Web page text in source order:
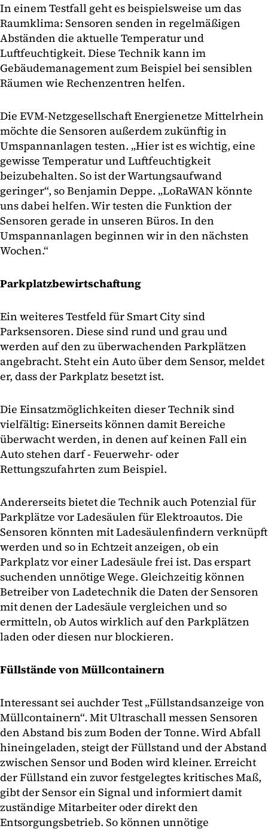
In einem Testfall geht es beispielsweise um das
Raumklima: Sensoren senden in regelmäßigen
Abständen die aktuelle Temperatur und
Luftfeuchtigkeit. Diese Technik kann im
Gebäudemanagement zum Beispiel bei sensiblen
Räumen wie Rechenzentren helfen.
Die EVM-Netzgesellschaft Energienetze Mittelrhein
möchte die Sensoren außerdem zukünftig in
Umspannanlagen testen. „Hier ist es wichtig, eine
gewisse Temperatur und Luftfeuchtigkeit
beizubehalten. So ist der Wartungsaufwand
geringer“, so Benjamin Deppe. „LoRaWAN könnte
uns dabei helfen. Wir testen die Funktion der
Sensoren gerade in unseren Büros. In den
Umspannanlagen beginnen wir in den nächsten
Wochen.“
Parkplatzbewirtschaftung
Ein weiteres Testfeld für Smart City sind
Parksensoren. Diese sind rund und grau und
werden auf den zu überwachenden Parkplätzen
angebracht. Steht ein Auto über dem Sensor, meldet
er, dass der Parkplatz besetzt ist.
Die Einsatzmöglichkeiten dieser Technik sind
vielfältig: Einerseits können damit Bereiche
überwacht werden, in denen auf keinen Fall ein
Auto stehen darf - Feuerwehr- oder
Rettungszufahrten zum Beispiel.
Andererseits bietet die Technik auch Potenzial für
Parkplätze vor Ladesäulen für Elektroautos. Die
Sensoren könnten mit Ladesäulenfindern verknüpft
werden und so in Echtzeit anzeigen, ob ein
Parkplatz vor einer Ladesäule frei ist. Das erspart
suchenden unnötige Wege. Gleichzeitig können
Betreiber von Ladetechnik die Daten der Sensoren
mit denen der Ladesäule vergleichen und so
ermitteln, ob Autos wirklich auf den Parkplätzen
laden oder diesen nur blockieren.
Füllstände von Müllcontainern
Interessant sei auchder Test „Füllstandsanzeige von
Müllcontainern“. Mit Ultraschall messen Sensoren
den Abstand bis zum Boden der Tonne. Wird Abfall
hineingeladen, steigt der Füllstand und der Abstand
zwischen Sensor und Boden wird kleiner. Erreicht
der Füllstand ein zuvor festgelegtes kritisches Maß,
gibt der Sensor ein Signal und informiert damit
zuständige Mitarbeiter oder direkt den
Entsorgungsbetrieb. So können unnötige